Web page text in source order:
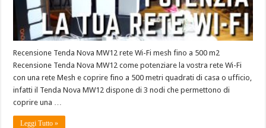
Recensione Tenda Nova MW12 rete Wi-Fi mesh fino a 500 m2
Recensione Tenda Nova MW12 come potenziare la vostra rete Wi-Fi
con una rete Mesh e coprire fino a 500 metri quadrati di casa o ufficio,
infatti il Tenda Nova MW12 dispone di 3 nodi che permettono di
coprire una …
Leggi Tutto »